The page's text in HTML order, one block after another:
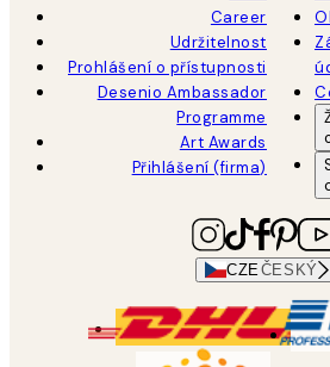
Career
Udržitelnost
Prohlášení o přístupnosti
Desenio Ambassador
Programme
Art Awards
Přihlášení (firma)
CZEČESKÝ